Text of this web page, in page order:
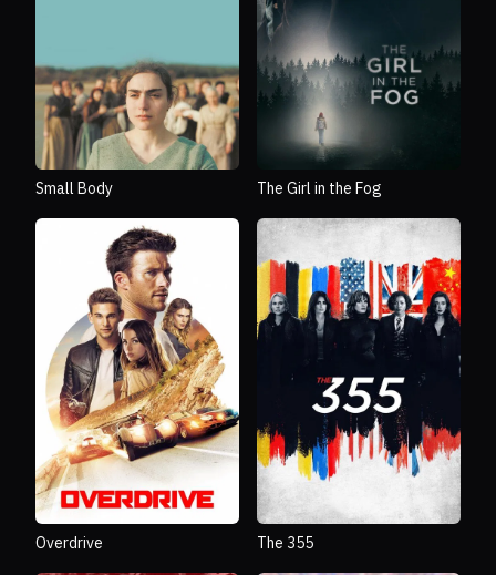
Small Body The Girl in the Fog
Overdrive The 355